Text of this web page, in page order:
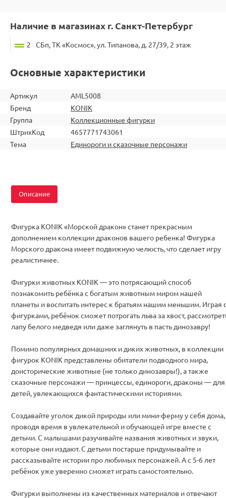
Наличие в магазинах г. Санкт-Петербург
2 СБп, ТК «Космос», ул. Типанова, д. 27/39, 2 этаж
Основные характеристики
Артикул
AML5008
Бренд
KONIK
Группа
Коллекционные фигурки
ШтрихКод
4657771743061
Тема
Единороги и сказочные персонажи
Описание
Фигурка KONIK «Морской дракон» станет прекрасным
дополнением коллекции драконов вашего ребенка! Фигурка
Морского дракона имеет подвижную челюсть, что сделает игру
реалистичнее.
Фигурки животных KONIK — это потрясающий способ
познакомить ребёнка с богатым животным миром нашей
планеты и воспитать интерес к братьям нашим меньшим. Играя
фигурками, ребёнок сможет потрогать льва за хвост,
лапу белого медведя или даже заглянуть в пасть динозавру!
Помимо популярных домашних и диких животных, в коллекции
фигурок KONIK представлены обитатели подводного мира,
доисторические животные (не только динозавры!), а также
сказочные персонажи — принцессы, единороги, драконы — для
детей, увлекающихся фантастическими историями.
Создавайте уголок дикой природы или мини-ферму у себя дома,
проводя время в увлекательной и обучающей игре вместе с
детьми. С малышами разучивайте названия животных и звуки,
которые они издают. С детьми постарше придумывайте и
рассказывайте истории про любимых персонажей. А с 5-6 лет
ребёнок уже уверенно сможет играть самостоятельно.
Фигурки выполнены из качественных материалов и отвечают